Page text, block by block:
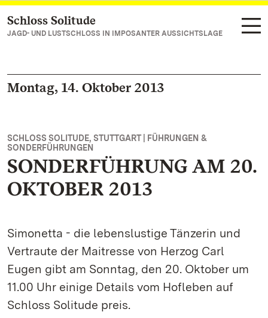
Zum Hauptinhalt springen
Schloss Solitude
JAGD- UND LUSTSCHLOSS IN IMPOSANTER AUSSICHTSLAGE
Montag, 14. Oktober 2013
SCHLOSS SOLITUDE, STUTTGART | FÜHRUNGEN &
SONDERFÜHRUNGEN
SONDERFÜHRUNG AM 20.
OKTOBER 2013
Simonetta - die lebenslustige Tänzerin und
Vertraute der Maitresse von Herzog Carl
Eugen gibt am Sonntag, den 20. Oktober um
11.00 Uhr einige Details vom Hofleben auf
Schloss Solitude preis.